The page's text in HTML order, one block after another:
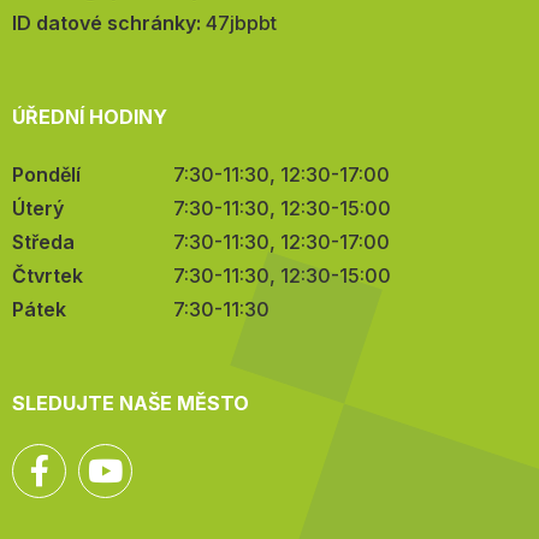
mail:
ID datové schránky: 47jbpbt
ÚŘEDNÍ HODINY
Pondělí
7:30-11:30, 12:30-17:00
Úterý
7:30-11:30, 12:30-15:00
Středa
7:30-11:30, 12:30-17:00
Čtvrtek
7:30-11:30, 12:30-15:00
Pátek
7:30-11:30
SLEDUJTE NAŠE MĚSTO
Facebook